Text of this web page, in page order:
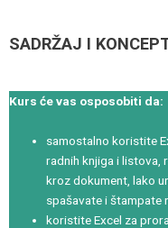
SADRŽAJ I
Kurs će vas osposobiti da:
samostalno koristite
radnih knjiga i listova,
kroz dokument, lako
spašavate i štampate
koristite Excel za